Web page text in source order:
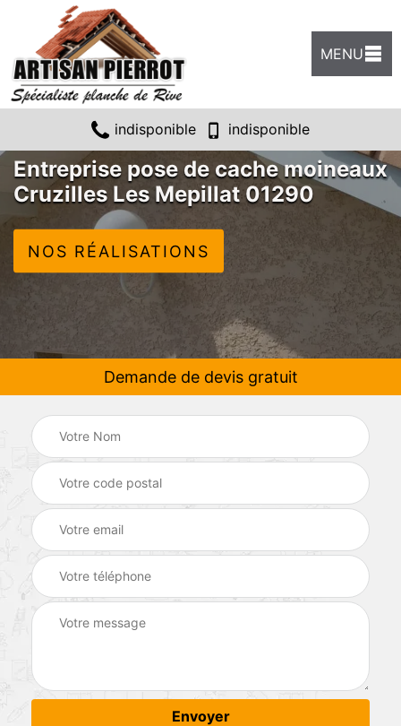
MENU
indisponible indisponible
Entreprise pose de cache moineaux
Cruzilles Les Mepillat 01290
NOS RÉALISATIONS
Demande de devis gratuit